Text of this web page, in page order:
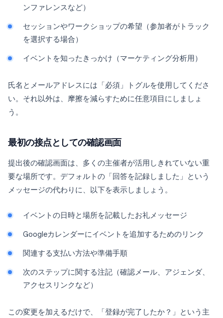
ンファレンスなど）
セッションやワークショップの希望（参加者がトラック
を選択する場合）
イベントを知ったきっかけ（マーケティング分析用）
氏名とメールアドレスには「必須」トグルを使用してくださ
い。それ以外は、摩擦を減らすために任意項目にしましょ
う。
最初の接点としての確認画面
提出後の確認画面は、多くの主催者が活用しきれていない重
要な場所です。デフォルトの「回答を記録しました」という
メッセージの代わりに、以下を表示しましょう。
イベントの日時と場所を記載したお礼メッセージ
Googleカレンダーにイベントを追加するためのリンク
関連する支払い方法や準備手順
次のステップに関する注記（確認メール、アジェンダ、
アクセスリンクなど）
この変更を加えるだけで、「登録が完了したか？」という主